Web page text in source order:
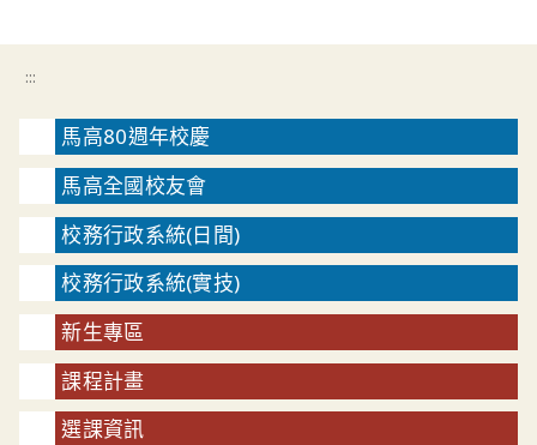
:::
馬高80週年校慶
馬高全國校友會
校務行政系統(日間)
校務行政系統(實技)
新生專區
課程計畫
選課資訊